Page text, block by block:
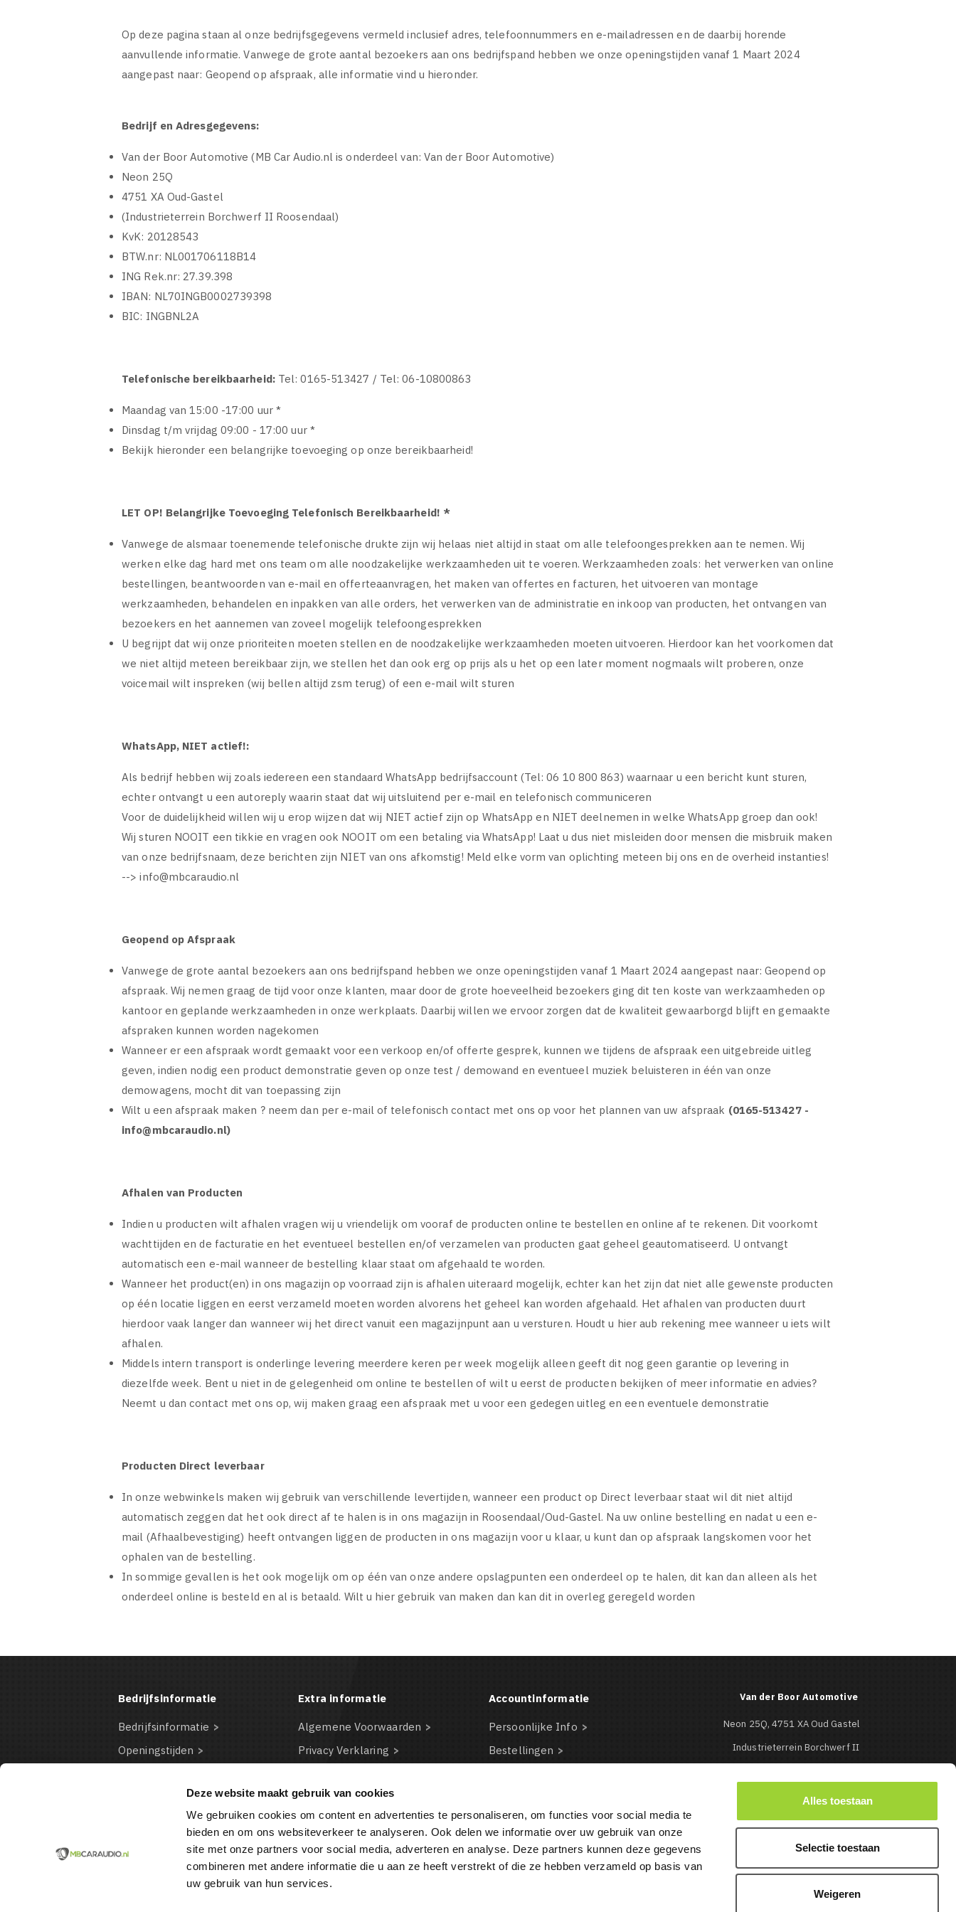
Deze website maakt gebruik van cookies
We gebruiken cookies om content en advertenties te personaliseren, om functies voor social media te
bieden en om ons websiteverkeer te analyseren. Ook delen we informatie over uw gebruik van onze
site met onze partners voor social media, adverteren en analyse. Deze partners kunnen deze gegevens
combineren met andere informatie die u aan ze heeft verstrekt of die ze hebben verzameld op basis van
uw gebruik van hun services.
Alles toestaan
Selectie toestaan
Weigeren
Op deze pagina staan al onze bedrijfsgegevens vermeld inclusief adres, telefoonnummers en e-mailadressen en de daarbij horende
aanvullende informatie. Vanwege de grote aantal bezoekers aan ons bedrijfspand hebben we onze openingstijden vanaf 1 Maart 2024
aangepast naar: Geopend op afspraak, alle informatie vind u hieronder.
Bedrijf en Adresgegevens:
Van der Boor Automotive (MB Car Audio.nl is onderdeel van: Van der Boor Automotive)
Neon 25Q
4751 XA Oud-Gastel
(Industrieterrein Borchwerf II Roosendaal)
KvK: 20128543
BTW.nr: NL001706118B14
ING Rek.nr: 27.39.398
IBAN: NL70INGB0002739398
BIC: INGBNL2A
Telefonische bereikbaarheid: Tel: 0165-513427 / Tel: 06-10800863
Maandag van 15:00 -17:00 uur *
Dinsdag t/m vrijdag 09:00 - 17:00 uur *
Bekijk hieronder een belangrijke toevoeging op onze bereikbaarheid!
LET OP! Belangrijke Toevoeging Telefonisch Bereikbaarheid! *
Vanwege de alsmaar toenemende telefonische drukte zijn wij helaas niet altijd in staat om alle telefoongesprekken aan te nemen. Wij
werken elke dag hard met ons team om alle noodzakelijke werkzaamheden uit te voeren. Werkzaamheden zoals: het verwerken van online
bestellingen, beantwoorden van e-mail en offerteaanvragen, het maken van offertes en facturen, het uitvoeren van montage
werkzaamheden, behandelen en inpakken van alle orders, het verwerken van de administratie en inkoop van producten, het ontvangen van
bezoekers en het aannemen van zoveel mogelijk telefoongesprekken
U begrijpt dat wij onze prioriteiten moeten stellen en de noodzakelijke werkzaamheden moeten uitvoeren. Hierdoor kan het voorkomen dat
we niet altijd meteen bereikbaar zijn, we stellen het dan ook erg op prijs als u het op een later moment nogmaals wilt proberen, onze
voicemail wilt inspreken (wij bellen altijd zsm terug) of een e-mail wilt sturen
WhatsApp, NIET actief!:
Als bedrijf hebben wij zoals iedereen een standaard WhatsApp bedrijfsaccount (Tel: 06 10 800 863) waarnaar u een bericht kunt sturen,
echter ontvangt u een autoreply waarin staat dat wij uitsluitend per e-mail en telefonisch communiceren
Voor de duidelijkheid willen wij u erop wijzen dat wij NIET actief zijn op WhatsApp en NIET deelnemen in welke WhatsApp groep dan ook!
Wij sturen NOOIT een tikkie en vragen ook NOOIT om een betaling via WhatsApp! Laat u dus niet misleiden door mensen die misbruik maken
van onze bedrijfsnaam, deze berichten zijn NIET van ons afkomstig! Meld elke vorm van oplichting meteen bij ons en de overheid instanties!
-->info@mbcaraudio.nl
Geopend op Afspraak
Vanwege de grote aantal bezoekers aan ons bedrijfspand hebben we onze openingstijden vanaf 1 Maart 2024 aangepast naar: Geopend op
afspraak. Wij nemen graag de tijd voor onze klanten, maar door de grote hoeveelheid bezoekers ging dit ten koste van werkzaamheden op
kantoor en geplande werkzaamheden in onze werkplaats. Daarbij willen we ervoor zorgen dat de kwaliteit gewaarborgd blijft en gemaakte
afspraken kunnen worden nagekomen
Wanneer er een afspraak wordt gemaakt voor een verkoop en/of offerte gesprek, kunnen we tijdens de afspraak een uitgebreide uitleg
geven, indien nodig een product demonstratie geven op onze test / demowand en eventueel muziek beluisteren in één van onze
demowagens, mocht dit van toepassing zijn
Wilt u een afspraak maken ? neem dan per e-mail of telefonisch contact met ons op voor het plannen van uw afspraak (0165-513427 -
info@mbcaraudio.nl)
Afhalen van Producten
Indien u producten wilt afhalen vragen wij u vriendelijk om vooraf de producten online te bestellen en online af te rekenen. Dit voorkomt
wachttijden en de facturatie en het eventueel bestellen en/of verzamelen van producten gaat geheel geautomatiseerd. U ontvangt
automatisch een e-mail wanneer de bestelling klaar staat om afgehaald te worden.
Wanneer het product(en) in ons magazijn op voorraad zijn is afhalen uiteraard mogelijk, echter kan het zijn dat niet alle gewenste producten
op één locatie liggen en eerst verzameld moeten worden alvorens het geheel kan worden afgehaald. Het afhalen van producten duurt
hierdoor vaak langer dan wanneer wij het direct vanuit een magazijnpunt aan u versturen. Houdt u hier aub rekening mee wanneer u iets wilt
afhalen.
Middels intern transport is onderlinge levering meerdere keren per week mogelijk alleen geeft dit nog geen garantie op levering in
diezelfde week. Bent u niet in de gelegenheid om online te bestellen of wilt u eerst de producten bekijken of meer informatie en advies?
Neemt u dan contact met ons op, wij maken graag een afspraak met u voor een gedegen uitleg en een eventuele demonstratie
Producten Direct leverbaar
In onze webwinkels maken wij gebruik van verschillende levertijden, wanneer een product op Direct leverbaar staat wil dit niet altijd
automatisch zeggen dat het ook direct af te halen is in ons magazijn in Roosendaal/Oud-Gastel. Na uw online bestelling en nadat u een e-
mail (Afhaalbevestiging) heeft ontvangen liggen de producten in ons magazijn voor u klaar, u kunt dan op afspraak langskomen voor het
ophalen van de bestelling.
In sommige gevallen is het ook mogelijk om op één van onze andere opslagpunten een onderdeel op te halen, dit kan dan alleen als het
onderdeel online is besteld en al is betaald. Wilt u hier gebruik van maken dan kan dit in overleg geregeld worden
Bedrijfsinformatie
Bedrijfsinformatie
Openingstijden
Bestelinformatie
Betaalmogelijkheden
Extra informatie
Algemene Voorwaarden
Privacy Verklaring
Cookie beleid
VDBA
Accountinformatie
Persoonlijke Info
Bestellingen
Waardebonnen
Van der Boor Automotive
Neon 25Q, 4751 XA Oud Gastel
Industrieterrein Borchwerf II
0165-513427
 info@mbcaraudio.nl
BESTELLING ANNULEREN